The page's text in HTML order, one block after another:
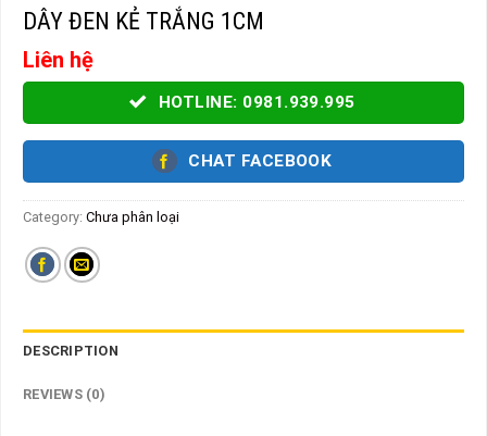
DÂY ĐEN KẺ TRẮNG 1CM
Liên hệ
HOTLINE: 0981.939.995
CHAT FACEBOOK
Category: Chưa phân loại
DESCRIPTION
REVIEWS (0)